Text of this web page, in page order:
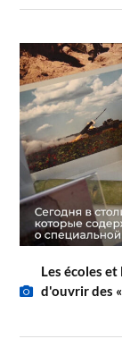
Les écoles
d'ouvrir des